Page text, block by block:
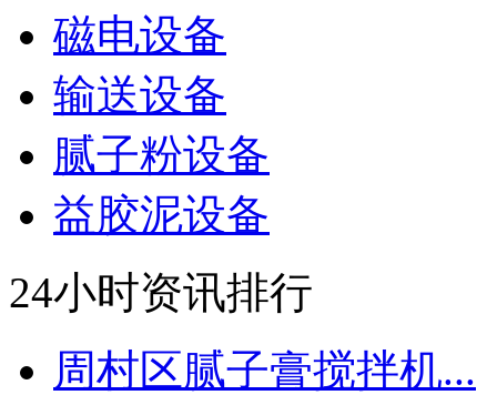
磁电设备
输送设备
腻子粉设备
益胶泥设备
24小时资讯排行
周村区腻子膏搅拌机...